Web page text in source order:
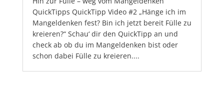
QuickTipps QuickTipp Video #2 „Hänge ich im
Mangeldenken fest? Bin ich jetzt bereit Fülle zu
kreieren?“ Schau‘ dir den QuickTipp an und
check ab ob du im Mangeldenken bist oder
schon dabei Fülle zu kreieren....